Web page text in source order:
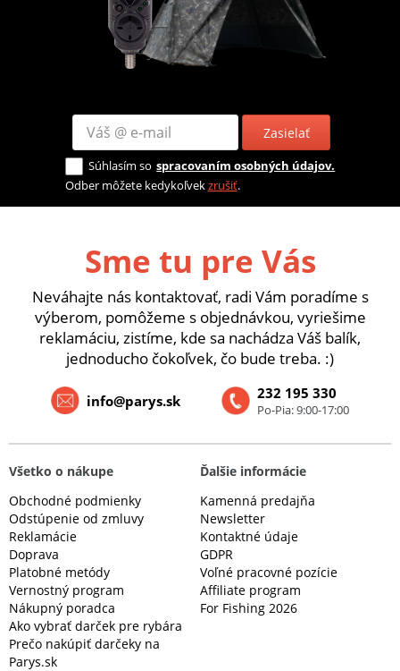
Zasielať
Súhlasím so spracovaním osobných údajov.
Odber môžete kedykoľvekzrušiť.
Sme tu pre Vás
Neváhajte nás kontaktovať, radi Vám poradíme s
výberom, pomôžeme s objednávkou, vyriešime
reklamáciu, zistíme, kde sa nachádza Váš balík,
jednoducho čokoľvek, čo bude treba. :)
232 195 330
Po-Pia: 9:00-17:00
info@parys.sk
Všetko o nákupe
Obchodné podmienky
Odstúpenie od zmluvy
Reklamácie
Doprava
Platobné metódy
Vernostný program
Nákupný poradca
Ako vybrať darček pre rybára
Prečo nakúpiť darčeky na
Parys.sk
Ďalšie informácie
Kamenná predajňa
Newsletter
Kontaktné údaje
GDPR
Voľné pracovné pozície
Affiliate program
For Fishing 2026